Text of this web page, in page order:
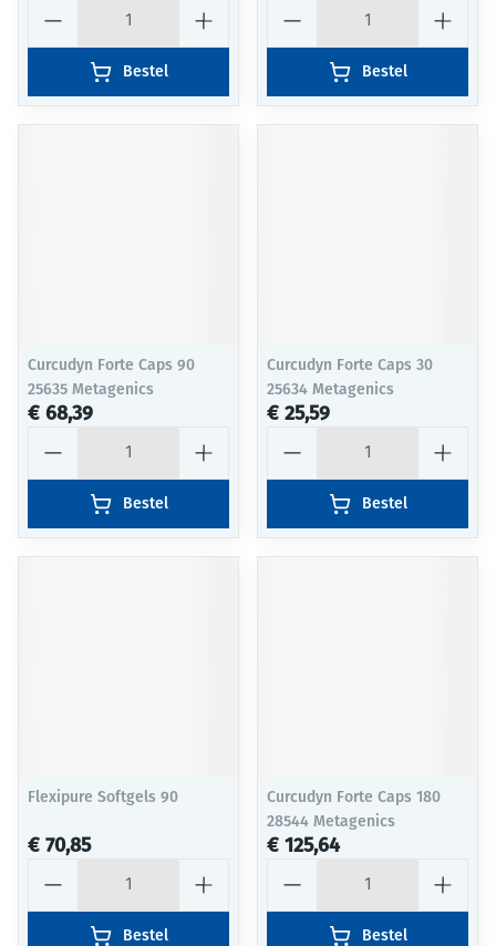
Bestel Bestel
Curcudyn Forte Caps 90
25635 Metagenics
€ 68,39
Bestel
Curcudyn Forte Caps 30
25634 Metagenics
€ 25,59
Bestel
Flexipure Softgels 90
€ 70,85
Bestel
Curcudyn Forte Caps 180
28544 Metagenics
€ 125,64
Bestel